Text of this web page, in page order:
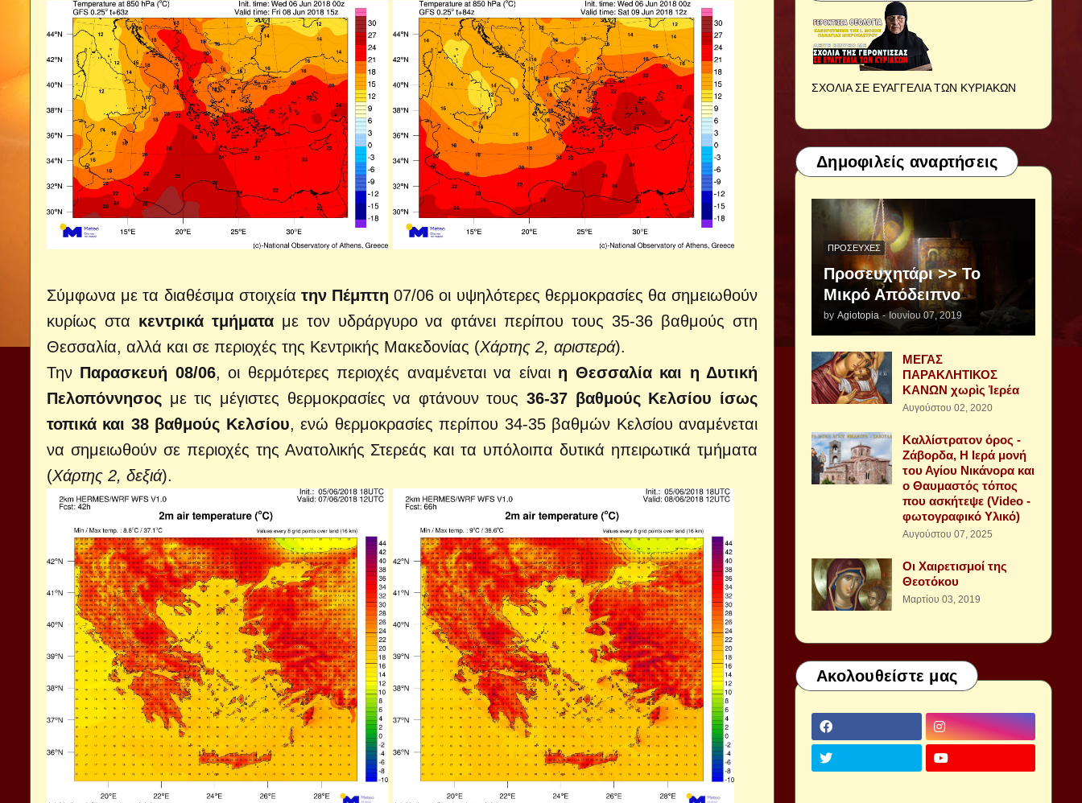
Σύμφωνα με τα διαθέσιμα στοιχεία την Πέμπτη 07/06 οι υψηλότερες θερμοκρασίες θα σημειωθούν
κυρίως στα κεντρικά τμήματαμε τον υδράργυρο να φτάνει περίπου τους 35-36 βαθμούς στη
Θεσσαλία, αλλά και σε περιοχές της Κεντρικής Μακεδονίας (Χάρτης 2, αριστερά).
Την Παρασκευή 08/06, οι θερμότερες περιοχές αναμένεται να είναι η Θεσσαλία και η Δυτική
Πελοπόννησος με τις μέγιστες θερμοκρασίες να φτάνουν τους36-37 βαθμούς Κελσίου ίσως
τοπικά και 38 βαθμούς Κελσίου, ενώ θερμοκρασίες περίπου 34-35 βαθμών Κελσίου αναμένεται
να σημειωθούν σε περιοχές της Ανατολικής Στερεάς και τα υπόλοιπα δυτικά ηπειρωτικά τμήματα
(Χάρτης 2, δεξιά).
ΣΧΟΛΙΑ ΣΕ ΕΥΑΓΓΕΛΙΑ ΤΩΝ ΚΥΡΙΑΚΩΝ
Δημοφιλείς αναρτήσεις
ΠΡΟΣΕΥΧΈΣ
Προσευχητάρι >> Το
Μικρό Απόδειπνο
by Agiotopia - Ιουνίου 07, 2019
ΜΕΓΑΣ
ΠΑΡΑΚΛΗΤΙΚΟΣ
ΚΑΝΩΝ χωρὶς Ἱερέα
Αυγούστου 02, 2020
Καλλίστρατον όρος -
Ζάβορδα, Η Ιερά μονή
του Αγίου Νικάνορα και
ο Θαυμαστός τόπος
που ασκήτεψε (Video -
φωτογραφικό Υλικό)
Αυγούστου 07, 2025
Οι Χαιρετισμοί της
Θεοτόκου
Μαρτίου 03, 2019
Ακολουθείστε μας